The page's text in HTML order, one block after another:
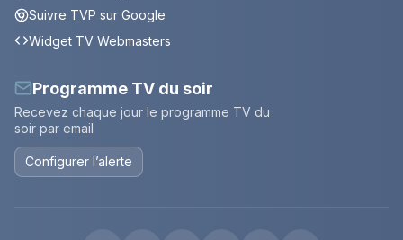
Suivre TVP sur Google
Widget TV Webmasters
Programme TV du soir
Recevez chaque jour le programme TV du
soir par email
Configurer l’alerte